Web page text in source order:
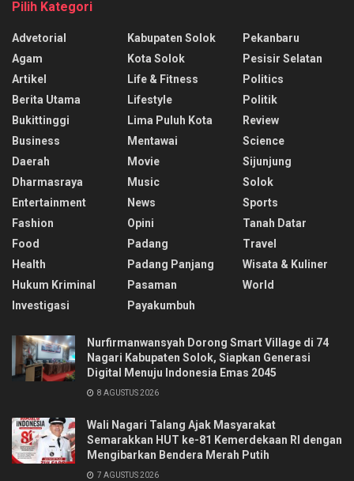
Pilih Kategori
Advetorial
Agam
Artikel
Berita Utama
Bukittinggi
Business
Daerah
Dharmasraya
Entertainment
Fashion
Food
Health
Hukum Kriminal
Investigasi
Kabupaten Solok
Kota Solok
Life & Fitness
Lifestyle
Lima Puluh Kota
Mentawai
Movie
Music
News
Opini
Padang
Padang Panjang
Pasaman
Payakumbuh
Pekanbaru
Pesisir Selatan
Politics
Politik
Review
Science
Sijunjung
Solok
Sports
Tanah Datar
Travel
Wisata & Kuliner
World
Nurfirmanwansyah Dorong Smart Village di 74
Nagari Kabupaten Solok, Siapkan Generasi
Digital Menuju Indonesia Emas 2045
8 AGUSTUS 2026
Wali Nagari Talang Ajak Masyarakat
Semarakkan HUT ke-81 Kemerdekaan RI dengan
Mengibarkan Bendera Merah Putih
7 AGUSTUS 2026